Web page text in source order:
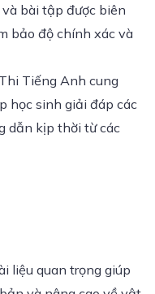
bài tập được biên
bảo độ chính xác và
Tiếng Anh cung
học sinh giải đáp các
dẫn kịp thời từ các
liệu quan trọng giúp